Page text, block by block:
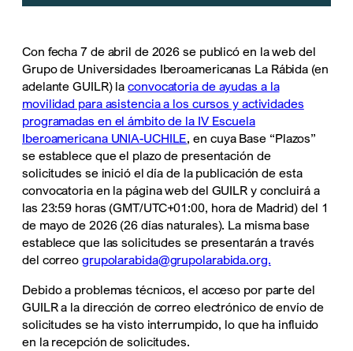
Con fecha 7 de abril de 2026 se publicó en la web del
Grupo de Universidades Iberoamericanas La Rábida (en
adelante GUILR) laconvocatoria de ayudas a la
movilidad para asistencia a los cursos y actividades
programadas en el ámbito de la IV Escuela
Iberoamericana UNIA-UCHILE, en cuya Base “Plazos”
se establece que el plazo de presentación de
solicitudes se inició el día de la publicación de esta
convocatoria en la página web del GUILR y concluirá a
las 23:59 horas (GMT/UTC+01:00, hora de Madrid) del 1
de mayo de 2026 (26 días naturales). La misma base
establece que las solicitudes se presentarán a través
del correo grupolarabida@grupolarabida.org.
Debido a problemas técnicos, el acceso por parte del
GUILR a la dirección de correo electrónico de envío de
solicitudes se ha visto interrumpido, lo que ha influido
en la recepción de solicitudes.